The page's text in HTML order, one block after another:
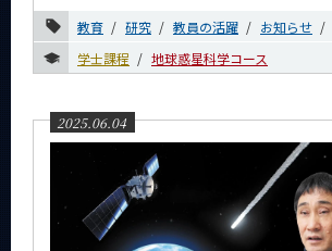
教育 研究 教員の活躍 お知らせ
学士課程
地球惑星科学コース
2025.06.04
2月
1月
2024年
2023年
2022年